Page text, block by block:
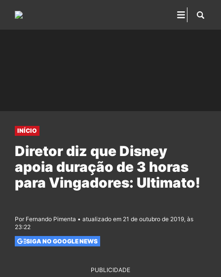
INÍCIO
Diretor diz que Disney
apoia duração de 3 horas
para Vingadores: Ultimato!
Por Fernando Pimenta • atualizado em 21 de outubro de 2019, às
23:22
SIGA NO GOOGLE NEWS
PUBLICIDADE